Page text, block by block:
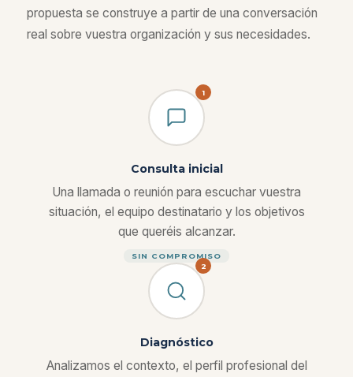
propuesta se construye a partir de una conversación
real sobre vuestra organización y sus necesidades.
1
Consulta inicial
Una llamada o reunión para escuchar vuestra
situación, el equipo destinatario y los objetivos
que queréis alcanzar.
SIN COMPROMISO
2
Diagnóstico
Analizamos el contexto, el perfil profesional del